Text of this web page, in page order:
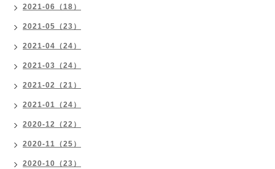
2021-06（18）
2021-05（23）
2021-04（24）
2021-03（24）
2021-02（21）
2021-01（24）
2020-12（22）
2020-11（25）
2020-10（23）